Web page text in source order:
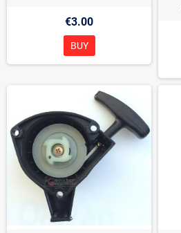
€3.00
BUY